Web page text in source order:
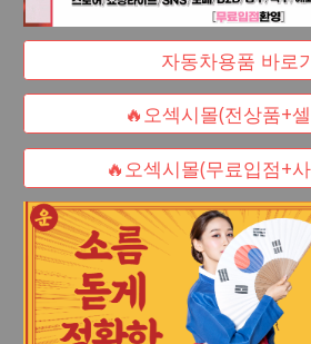
자동차용품 바로
🔥오섹시몰(전상품+
🔥오섹시몰(무료입점+